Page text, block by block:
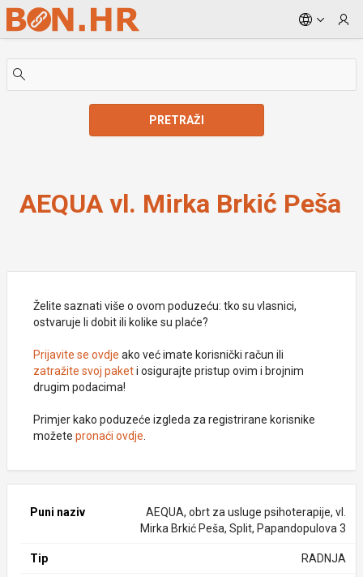
Skip to Main Content
PRETRAŽI
AEQUA vl. Mirka Brkić Peša
Želite saznati više o ovom poduzeću: tko su vlasnici,
ostvaruje li dobit ili kolike su plaće?
Prijavite se ovdje ako već imate korisnički račun ili
zatražite svoj paketi osigurajte pristup ovim i brojnim
drugim podacima!
Primjer kako poduzeće izgleda za registrirane korisnike
možete pronaći ovdje
Puni naziv
AEQUA, obrt za usluge psihoterapije, vl.
Mirka Brkić Peša, Split, Papandopulova 3
Tip RADNJA